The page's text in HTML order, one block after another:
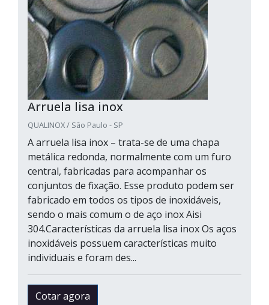
Arruela lisa inox
QUALINOX / São Paulo - SP
A arruela lisa inox – trata-se de uma chapa
metálica redonda, normalmente com um furo
central, fabricadas para acompanhar os
conjuntos de fixação. Esse produto podem ser
fabricado em todos os tipos de inoxidáveis,
sendo o mais comum o de aço inox Aisi
304.Características da arruela lisa inox Os aços
inoxidáveis possuem características muito
individuais e foram des...
Cotar agora